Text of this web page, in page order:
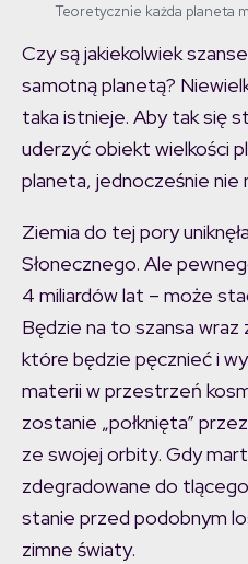
Teoretycznie każda planeta
Czy są jakiekolwiek
samotną planetą?
taka istnieje. Aby tak się
uderzyć obiekt wielkości
planeta, jednocześnie nie
Ziemia do tej pory
Słonecznego. Ale
4 miliardów lat – może
Będzie na to szansa wraz
które będzie pęcznieć i
materii w przestrzeń
zostanie „połknięta”
ze swojej orbity. Gdy
zdegradowane do tlącego
stanie przed podobnym
zimne światy.